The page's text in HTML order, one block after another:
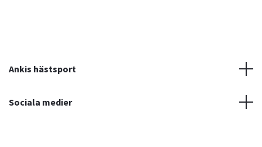
Ankis hästsport
Sociala medier